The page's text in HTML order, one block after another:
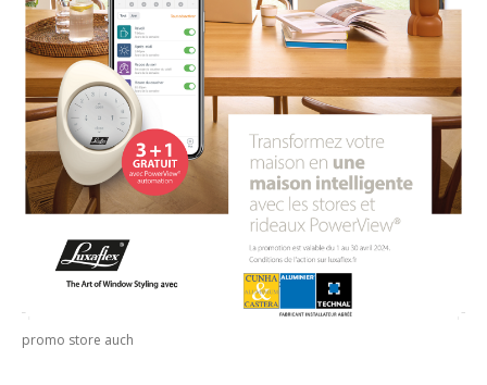
promo store auch